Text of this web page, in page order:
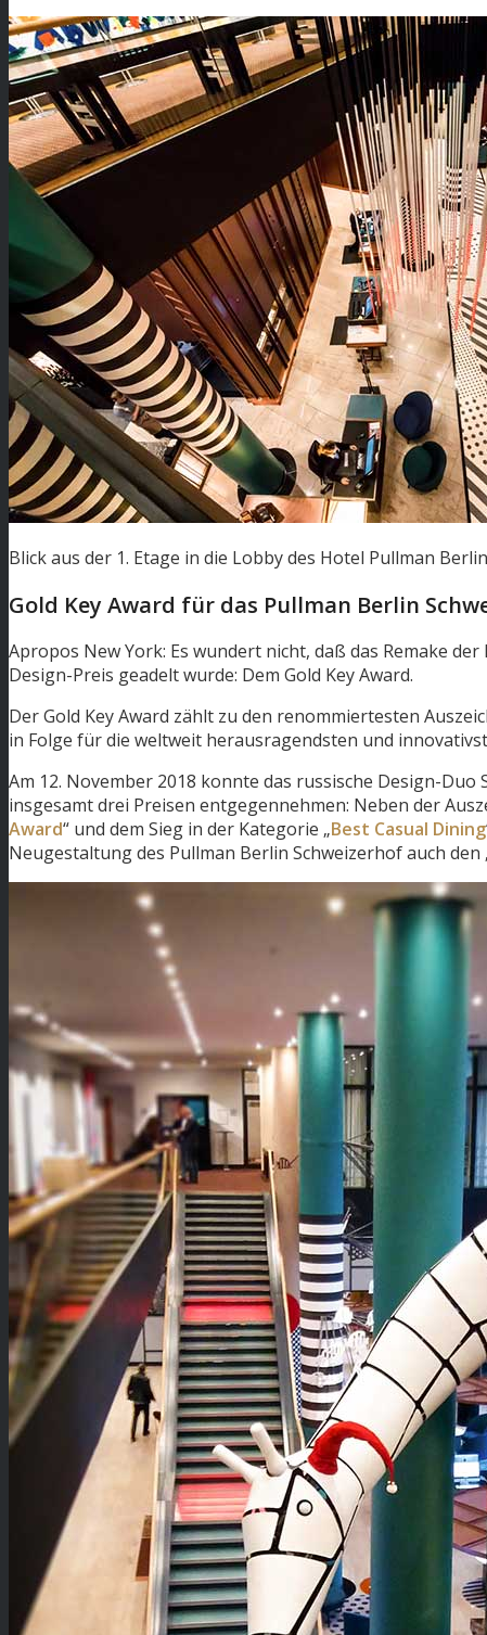
Blick aus der 1. Etage in die Lobby des Hotel Pullman
Gold Key Award für das Pullman Berlin
Apropos New York: Es wundert nicht, daß das Remake
Design-Preis geadelt wurde: Dem Gold Key Award.
Der Gold Key Award zählt zu den renommiertesten
in Folge für die weltweit herausragendsten und
Am 12. November 2018 konnte das russische Design-
insgesamt drei Preisen entgegennehmen: Neben der
Award“ und dem Sieg in der Kategorie „Best Casual Dining
Neugestaltung des Pullman Berlin Schweizerhof auch den